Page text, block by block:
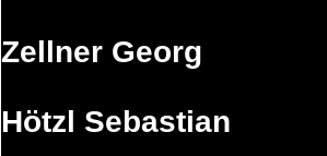
Zellner Georg
Hötzl Sebastian